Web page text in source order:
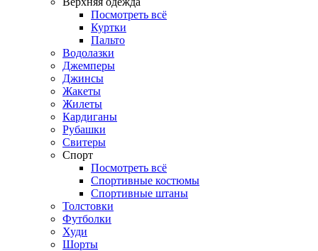
Посмотреть всё
Куртки
Пальто
Водолазки
Джемперы
Джинсы
Жакеты
Жилеты
Кардиганы
Рубашки
Свитеры
Спорт
Посмотреть всё
Спортивные костюмы
Спортивные штаны
Толстовки
Футболки
Худи
Шорты